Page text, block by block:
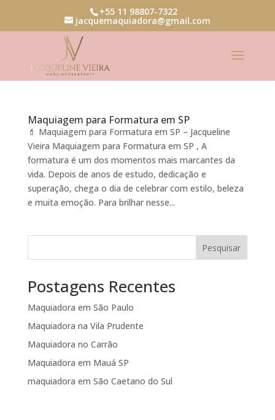
+55 11 98807-7322
jacquemaquiadora@gmail.com
Maquiagem para Formatura em SP
💄 Maquiagem para Formatura em SP – Jacqueline
Vieira Maquiagem para Formatura em SP , A
formatura é um dos momentos mais marcantes da
vida. Depois de anos de estudo, dedicação e
superação, chega o dia de celebrar com estilo, beleza
e muita emoção. Para brilhar nesse...
Pesquisar
Postagens Recentes
Maquiadora em São Paulo
Maquiadora na Vila Prudente
Maquiadora no Carrão
Maquiadora em Mauá SP
maquiadora em São Caetano do Sul